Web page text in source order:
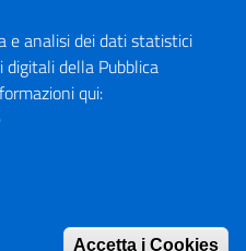
e analisi dei dati statistici
della Pubblica
qui:
Accetta i Cookies